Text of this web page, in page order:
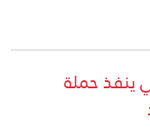
ينفذ حملة